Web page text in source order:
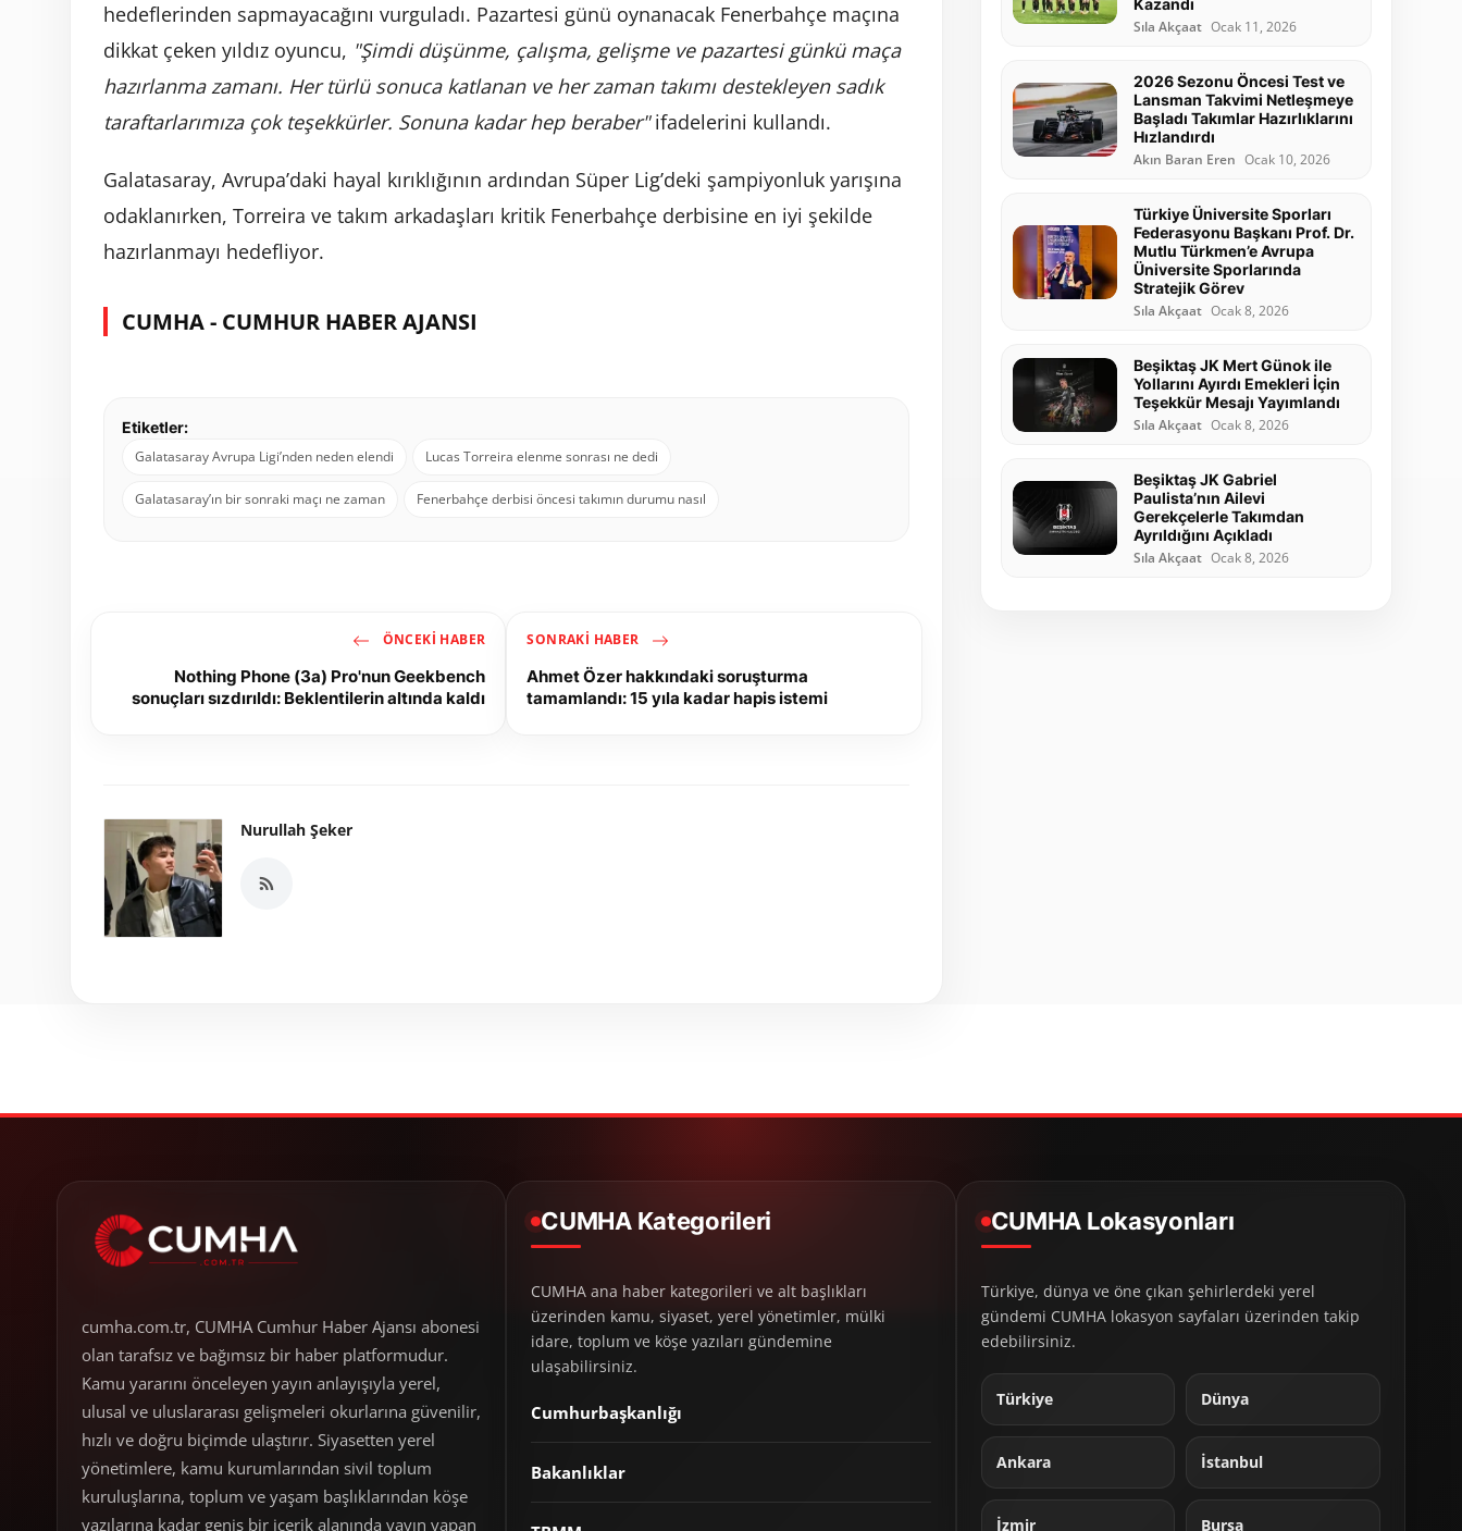
hedeflerinden sapmayacağını vurguladı. Pazartesi günü oynanacak Fenerbahçe maçına
dikkat çeken yıldız oyuncu, "Şimdi düşünme, çalışma, gelişme ve pazartesi günkü maça
hazırlanma zamanı. Her türlü sonuca katlanan ve her zaman takımı destekleyen sadık
taraftarlarımıza çok teşekkürler. Sonuna kadar hep beraber"ifadelerini kullandı.
Galatasaray, Avrupa’daki hayal kırıklığının ardından Süper Lig’deki şampiyonluk yarışına
odaklanırken, Torreira ve takım arkadaşları kritik Fenerbahçe derbisine en iyi şekilde
hazırlanmayı hedefliyor.
CUMHA - CUMHUR HABER AJANSI
Etiketler:
Galatasaray Avrupa Ligi’nden neden elendi
Lucas Torreira elenme sonrası ne dedi
Galatasaray’ın bir sonraki maçı ne zaman Fenerbahçe derbisi öncesi takımın durumu nasıl
ÖNCEKI HABER
Nothing Phone (3a) Pro'nun Geekbench
sonuçları sızdırıldı: Beklentilerin altında kaldı
SONRAKI HABER
Ahmet Özer hakkındaki soruşturma
tamamlandı: 15 yıla kadar hapis istemi
Nurullah Şeker
Kazandı
Sıla Akçaat Ocak 11, 2026
2026 Sezonu Öncesi Test ve
Lansman Takvimi Netleşmeye
Başladı Takımlar Hazırlıklarını
Hızlandırdı
Akın Baran Eren Ocak 10, 2026
Türkiye Üniversite Sporları
Federasyonu Başkanı Prof. Dr.
Mutlu Türkmen’e Avrupa
Üniversite Sporlarında
Stratejik Görev
Sıla Akçaat Ocak 8, 2026
Beşiktaş JK Mert Günok ile
Yollarını Ayırdı Emekleri İçin
Teşekkür Mesajı Yayımlandı
Sıla Akçaat Ocak 8, 2026
Beşiktaş JK Gabriel
Paulista’nın Ailevi
Gerekçelerle Takımdan
Ayrıldığını Açıkladı
Sıla Akçaat Ocak 8, 2026
cumha.com.tr, CUMHA Cumhur Haber Ajansı abonesi
olan tarafsız ve bağımsız bir haber platformudur.
Kamu yararını önceleyen yayın anlayışıyla yerel,
ulusal ve uluslararası gelişmeleri okurlarına güvenilir,
hızlı ve doğru biçimde ulaştırır. Siyasetten yerel
yönetimlere, kamu kurumlarından sivil toplum
kuruluşlarına, toplum ve yaşam başlıklarından köşe
yazılarına kadar geniş bir içerik alanında yayın yapan
CUMHA Kategorileri
CUMHA ana haber kategorileri ve alt başlıkları
üzerinden kamu, siyaset, yerel yönetimler, mülki
idare, toplum ve köşe yazıları gündemine
ulaşabilirsiniz.
Cumhurbaşkanlığı
Bakanlıklar
CUMHA Lokasyonları
Türkiye, dünya ve öne çıkan şehirlerdeki yerel
gündemi CUMHA lokasyon sayfaları üzerinden takip
edebilirsiniz.
Türkiye Dünya
Ankara İstanbul
İzmir Bursa